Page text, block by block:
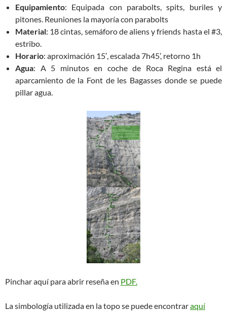
Equipamiento: Equipada con parabolts, spits, buriles y
pitones. Reuniones la mayoría con parabolts
Material: 18 cintas, semáforo de aliens y friends hasta el #3,
estribo.
Horario: aproximación 15′, escalada 7h45’, retorno 1h
Agua: A 5 minutos en coche de Roca Regina está el
aparcamiento de la Font de les Bagasses donde se puede
pillar agua.
Pinchar aquí para abrir reseña en PDF.
La simbología utilizada en la topo se puede encontraraquí